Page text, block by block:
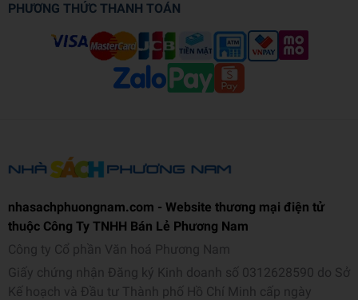
PHƯƠNG THỨC THANH TOÁN
nhasachphuongnam.com - Website thương mại điện tử
thuộc Công Ty TNHH Bán Lẻ Phương Nam
Công ty Cổ phần Văn hoá Phương Nam
Giấy chứng nhận Đăng ký Kinh doanh số 0312628590 do Sở
Kế hoạch và Đầu tư Thành phố Hồ Chí Minh cấp ngày